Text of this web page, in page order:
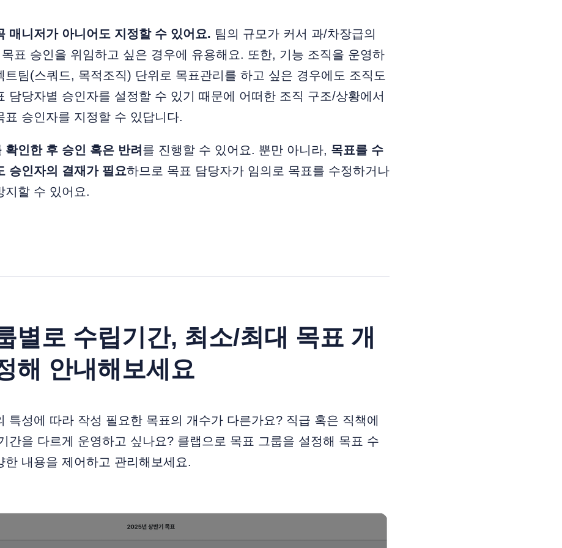
매니저가 아니어도 지정할 수 있어요. 팀의 규모가 커서 과/차장급의
표 승인을 위임하고 싶은 경우에 유용해요. 또한, 기능 조직을 운영하
트팀(스쿼드, 목적조직) 단위로 목표관리를 하고 싶은 경우에도 조직도
담당자별 승인자를 설정할 수 있기 때문에 어떠한 조직 구조/상황에서
표 승인자를 지정할 수 있답니다.
확인한 후 승인 혹은 반려 를 진행할 수 있어요. 뿐만 아니라, 목표를 수
승인자의 결재가 필요하므로 목표 담당자가 임의로 목표를 수정하거나
지할 수 있어요.
별로 수립기간, 최소/최대 목표 개
해 안내해보세요
특성에 따라 작성 필요한 목표의 개수가 다른가요? 직급 혹은 직책에
간을 다르게 운영하고 싶나요? 클랩으로 목표 그룹을 설정해 목표 수
한 내용을 제어하고 관리해보세요.